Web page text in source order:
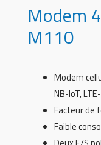
Modem
M110
Modem
NB-IoT,
Facteur de
Faible